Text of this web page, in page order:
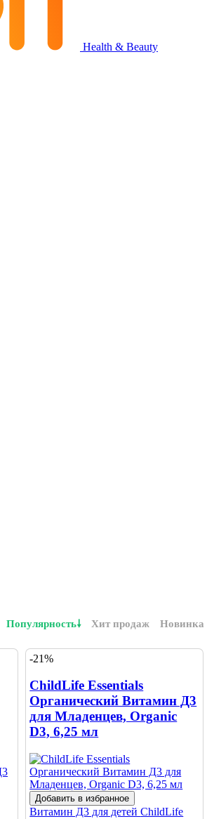
Health & Beauty
Популярность Хит продаж Новинка
-21%
ChildLife Essentials
Органический Витамин Д3
для Младенцев, Organic
D3, 6,25 мл
Добавить в избранное
Витамин Д3 для детейChildLife